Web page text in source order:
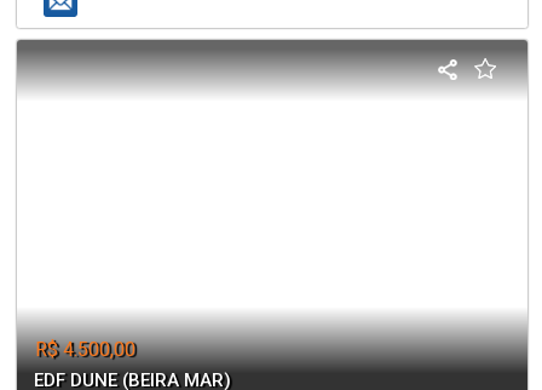
R$ 4.500,00
EDF DUNE (BEIRA MAR)